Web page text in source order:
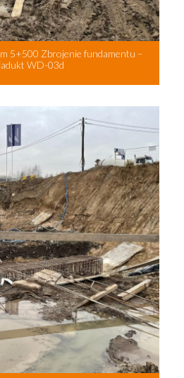
5+500 Zbrojenie fundamentu –
WD-03d